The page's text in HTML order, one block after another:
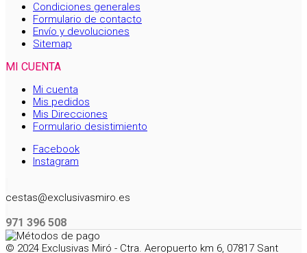
Condiciones generales
Formulario de contacto
Envío y devoluciones
Sitemap
MI CUENTA
Mi cuenta
Mis pedidos
Mis Direcciones
Formulario desistimiento
Facebook
Instagram
cestas@exclusivasmiro.es
971 396 508
© 2024 Exclusivas Miró - Ctra. Aeropuerto km 6, 07817 Sant